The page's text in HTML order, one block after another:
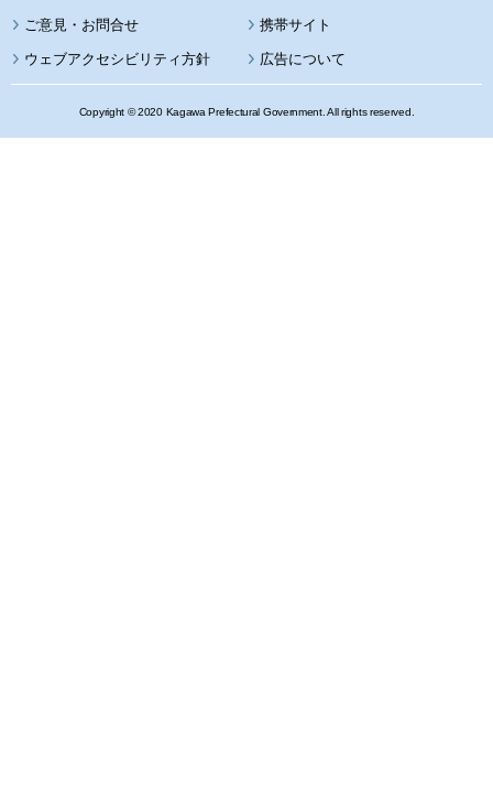
携帯サイト
ウェブアクセシビリティ方針 広告について
Copyright © 2020 Kagawa Prefectural Government. All rights reserved.